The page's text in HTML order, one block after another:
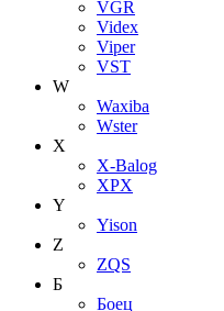
VGR
Videx
Viper
VST
W
Waxiba
Wster
X
X-Balog
XPX
Y
Yison
Z
ZQS
Б
Боец